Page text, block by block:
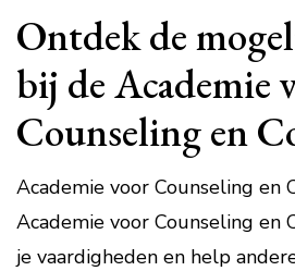
Ontdek de
bij de Academie
Counseling en
Academie voor Counseling en
Academie voor Counseling en
je vaardigheden en help